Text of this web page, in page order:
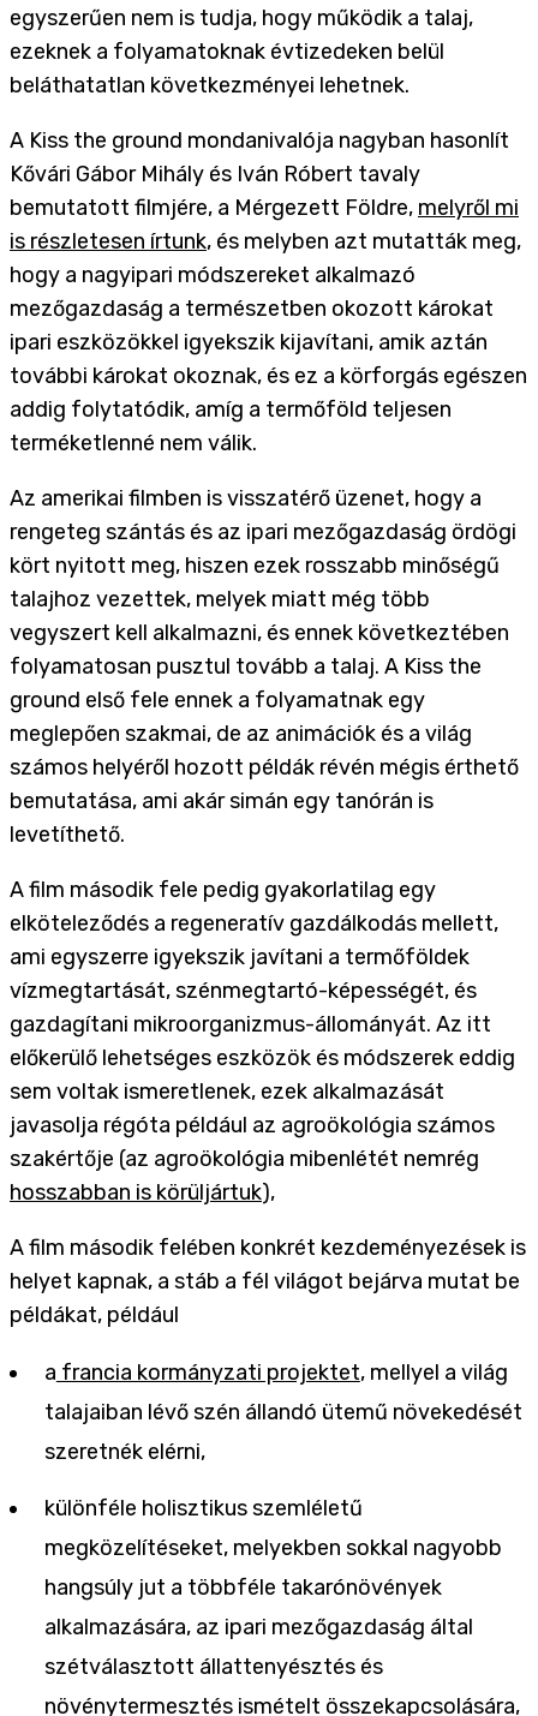
egyszerűen nem is tudja, hogy működik a talaj,
ezeknek a folyamatoknak évtizedeken belül
beláthatatlan következményei lehetnek.
A Kiss the ground mondanivalója nagyban hasonlít
Kővári Gábor Mihály és Iván Róbert tavaly
bemutatott filmjére, a Mérgezett Földre, melyről mi
is részletesen írtunk, és melyben azt mutatták meg,
hogy a nagyipari módszereket alkalmazó
mezőgazdaság a természetben okozott károkat
ipari eszközökkel igyekszik kijavítani, amik aztán
további károkat okoznak, és ez a körforgás egészen
addig folytatódik, amíg a termőföld teljesen
terméketlenné nem válik.
Az amerikai filmben is visszatérő üzenet, hogy a
rengeteg szántás és az ipari mezőgazdaság ördögi
kört nyitott meg, hiszen ezek rosszabb minőségű
talajhoz vezettek, melyek miatt még több
vegyszert kell alkalmazni, és ennek következtében
folyamatosan pusztul tovább a talaj. A Kiss the
ground első fele ennek a folyamatnak egy
meglepően szakmai, de az animációk és a világ
számos helyéről hozott példák révén mégis érthető
bemutatása, ami akár simán egy tanórán is
levetíthető.
A film második fele pedig gyakorlatilag egy
elköteleződés a regeneratív gazdálkodás mellett,
ami egyszerre igyekszik javítani a termőföldek
vízmegtartását, szénmegtartó-képességét, és
gazdagítani mikroorganizmus-állományát. Az itt
előkerülő lehetséges eszközök és módszerek eddig
sem voltak ismeretlenek, ezek alkalmazását
javasolja régóta például az agroökológia számos
szakértője (az agroökológia mibenlétét nemrég
hosszabban is körüljártuk),
A film második felében konkrét kezdeményezések is
helyet kapnak, a stáb a fél világot bejárva mutat be
példákat, például
a francia kormányzati projektet, mellyel a világ
talajaiban lévő szén állandó ütemű növekedését
szeretnék elérni,
különféle holisztikus szemléletű
megközelítéseket, melyekben sokkal nagyobb
hangsúly jut a többféle takarónövények
alkalmazására, az ipari mezőgazdaság által
szétválasztott állattenyésztés és
növénytermesztés ismételt összekapcsolására,